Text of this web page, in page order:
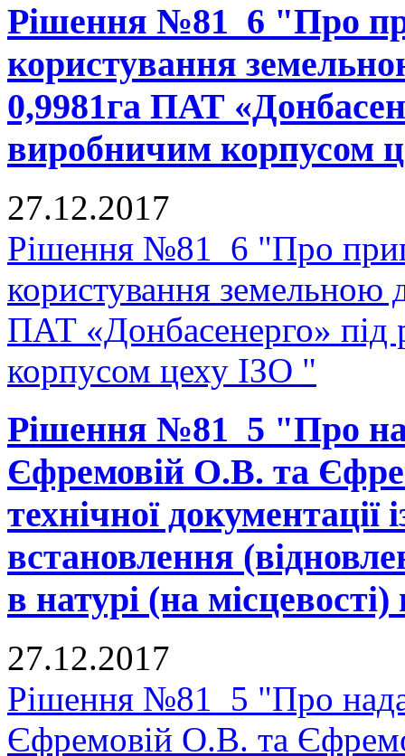
Рішення №81_6 "Про
користування
0,9981га ПАТ
виробничим корпусом
27.12.2017
Рішення №81_6 "Про
користування
ПАТ «Донбасенерго»
корпусом цеху ІЗО "
Рішення №81_5 "Про
Єфремовій О.В. та
технічної
встановлення
в натурі (на
27.12.2017
Рішення №81_5 "Про
Єфремовій О.В. та